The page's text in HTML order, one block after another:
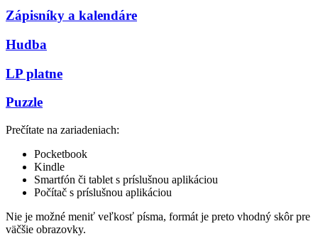
Zápisníky a kalendáre
Hudba
LP platne
Puzzle
Prečítate na zariadeniach:
Pocketbook
Kindle
Smartfón či tablet s príslušnou aplikáciou
Počítač s príslušnou aplikáciou
Nie je možné meniť veľkosť písma, formát je preto vhodný skôr pre
väčšie obrazovky.